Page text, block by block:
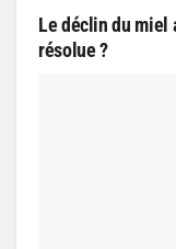
Le déclin du miel
résolue ?